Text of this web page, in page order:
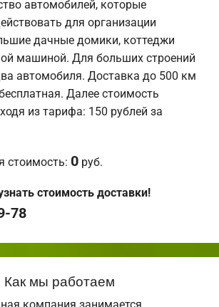
автомобилей, которые
для организации
дачные домики, коттеджи
машиной. Для больших строений
автомобиля. Доставка до 500 км
Далее стоимость
из тарифа: 150 рублей за
стоимость: 0 руб.
стоимость доставки!
78
Как мы работаем